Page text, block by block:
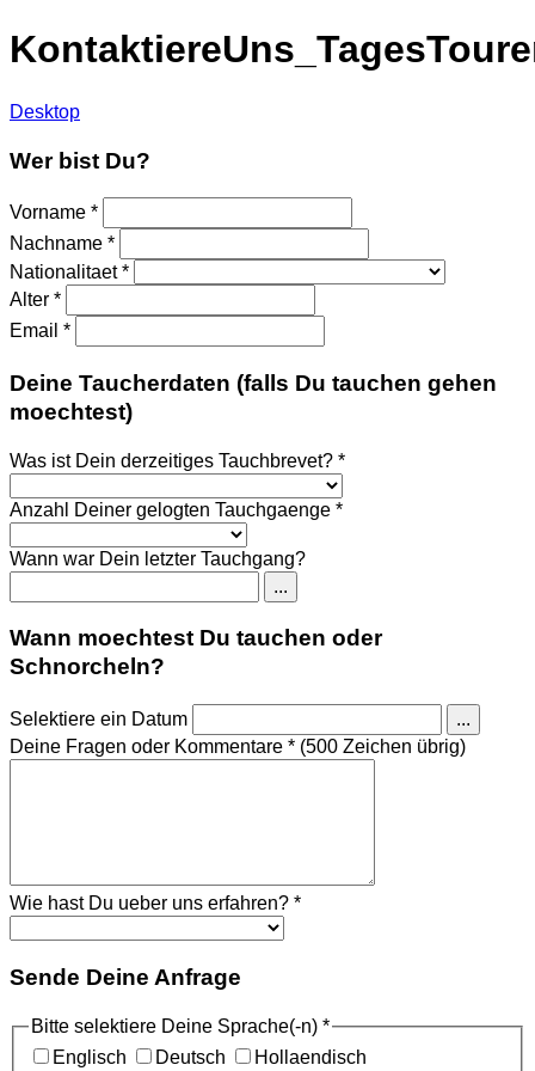
Desktop
Wer bist Du?
Vorname *
Nachname *
Nationalitaet*
Alter *
Email *
Deine Taucherdaten (falls Du tauchen gehen
moechtest)
Was ist Dein derzeitiges Tauchbrevet? *
Anzahl Deiner gelogten Tauchgaenge *
Wann war Dein letzter Tauchgang?
...
Wann moechtest Du tauchen oder
Schnorcheln?
Selektiere ein Datum
...
Deine Fragen oder Kommentare * (500 Zeichen übrig)
Wie hast Du ueber uns erfahren? *
Sende Deine Anfrage
Bitte selektiere Deine Sprache(-n) *
Englisch
Deutsch Hollaendisch